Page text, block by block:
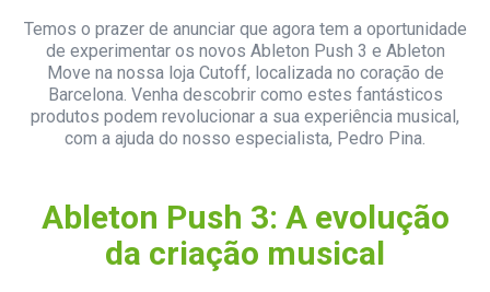
Temos o prazer de anunciar que agora tem a oportunidade
de experimentar os novos Ableton Push 3 e Ableton
Move na nossa loja Cutoff, localizada no coração de
Barcelona. Venha descobrir como estes fantásticos
produtos podem revolucionar a sua experiência musical,
com a ajuda do nosso especialista, Pedro Pina.
Ableton Push 3: A evolução
da criação musical